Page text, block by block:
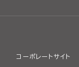
コーポレートサイト